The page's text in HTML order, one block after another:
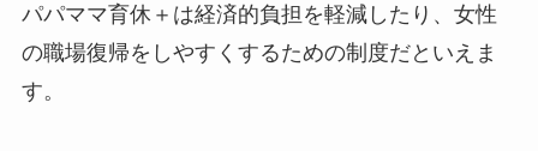
パパママ育休＋は経済的負担を軽減したり、女性
の職場復帰をしやすくするための制度だといえま
す。